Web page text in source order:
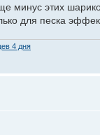
минус этих
для песка
4 дня